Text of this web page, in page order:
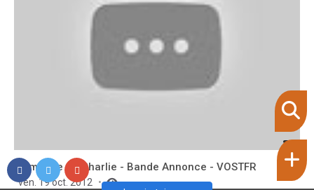
Le monde de Charlie - Bande Annonce - VOSTFR
ven. 19 oct. 2012